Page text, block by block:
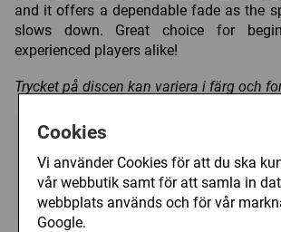
Cookies
Vi använder Cookies för att du ska
vår webbutik samt för att samla in
webbplats används och för vår
Google.
and it offers a dependable fade as the
slows down. Great choice for
experienced players alike!
Trycket på discen kan variera i färg och
Välj färg:
Blue - I lager